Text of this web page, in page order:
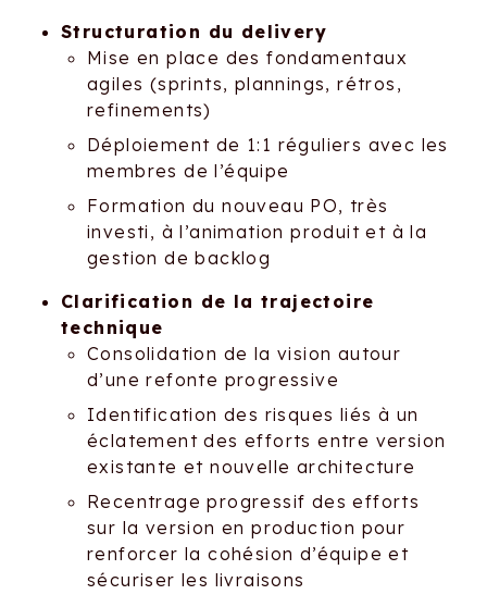
Structuration du delivery
Mise en place des fondamentaux
agiles (sprints, plannings, rétros,
refinements)
Déploiement de 1:1 réguliers avec les
membres de l’équipe
Formation du nouveau PO, très
investi, à l’animation produit et à la
gestion de backlog
Clarification de la trajectoire
technique
Consolidation de la vision autour
d’une refonte progressive
Identification des risques liés à un
éclatement des efforts entre version
existante et nouvelle architecture
Recentrage progressif des efforts
sur la version en production pour
renforcer la cohésion d’équipe et
sécuriser les livraisons